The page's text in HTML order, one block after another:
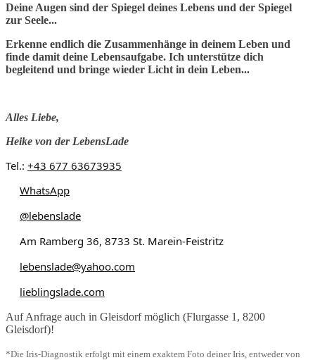
Deine Augen sind der Spiegel deines Lebens und der Spiegel
zur Seele...
Erkenne endlich die Zusammenhänge in deinem Leben und
finde damit deine Lebensaufgabe. Ich unterstütze dich
begleitend und bringe wieder Licht in dein Leben...
Alles Liebe,
Heike von der LebensLade
Tel.: +43 677 63673935
WhatsApp
@lebenslade
Am Ramberg 36, 8733 St. Marein-Feistritz
lebenslade@yahoo.com
lieblingslade.com
Auf Anfrage auch in Gleisdorf möglich (Flurgasse 1, 8200
Gleisdorf)!
*Die Iris-Diagnostik erfolgt mit einem exaktem Foto deiner Iris, entweder von